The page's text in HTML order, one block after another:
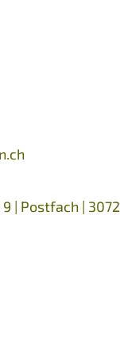
ch
| Postfach | 3072